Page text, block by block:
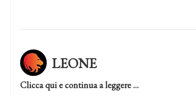
LEONE
Clicca qui e continua a leggere …